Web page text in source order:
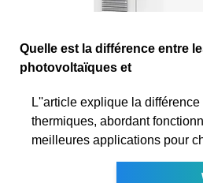
Quelle est la différence entre
photovoltaïques et
L''article explique la
thermiques, abordant
meilleures applications pour